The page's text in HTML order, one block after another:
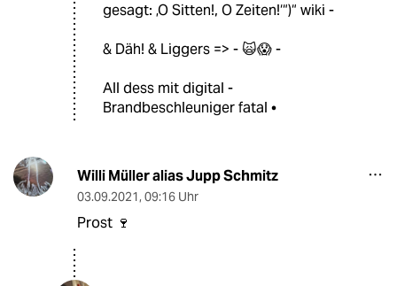
gesagt: ‚O Sitten!, O Zeiten!‘“)“ wiki -
& Däh! & Liggers => - 🙀😱 -
All dess mit digital -
Brandbeschleuniger fatal •
Willi Müller alias Jupp Schmitz
03.09.2021, 09:16 Uhr
Prost 🍷